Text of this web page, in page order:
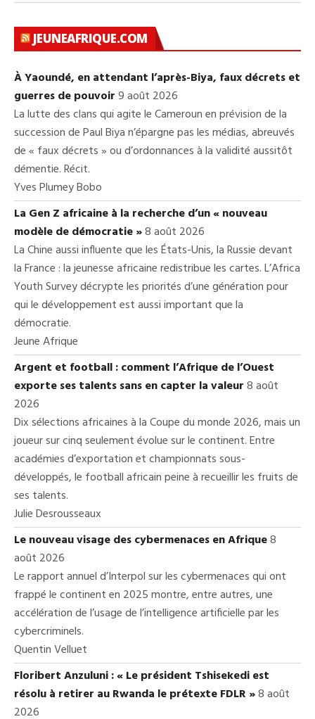
JEUNEAFRIQUE.COM
À Yaoundé, en attendant l’après-Biya, faux décrets et
guerres de pouvoir9 août 2026
La lutte des clans qui agite le Cameroun en prévision de la
succession de Paul Biya n’épargne pas les médias, abreuvés
de « faux décrets » ou d’ordonnances à la validité aussitôt
démentie. Récit.
Yves Plumey Bobo
La Gen Z africaine à la recherche d’un « nouveau
modèle de démocratie »8 août 2026
La Chine aussi influente que les États-Unis, la Russie devant
la France : la jeunesse africaine redistribue les cartes. L’Africa
Youth Survey décrypte les priorités d’une génération pour
qui le développement est aussi important que la
démocratie.
Jeune Afrique
Argent et football : comment l’Afrique de l’Ouest
exporte ses talents sans en capter la valeur8 août
2026
Dix sélections africaines à la Coupe du monde 2026, mais un
joueur sur cinq seulement évolue sur le continent. Entre
académies d’exportation et championnats sous-
développés, le football africain peine à recueillir les fruits de
ses talents.
Julie Desrousseaux
Le nouveau visage des cybermenaces en Afrique8
août 2026
Le rapport annuel d’Interpol sur les cybermenaces qui ont
frappé le continent en 2025 montre, entre autres, une
accélération de l’usage de l’intelligence artificielle par les
cybercriminels.
Quentin Velluet
Floribert Anzuluni : « Le président Tshisekedi est
résolu à retirer au Rwanda le prétexte FDLR »8 août
2026